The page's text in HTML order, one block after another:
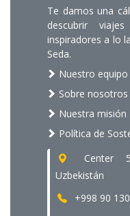
Te damos una
descubrir
inspiradores a lo
Seda.
Nuestro equipo
Sobre nosotros
Nuestra misión
Política de
Center
Uzbekistán
+998 90